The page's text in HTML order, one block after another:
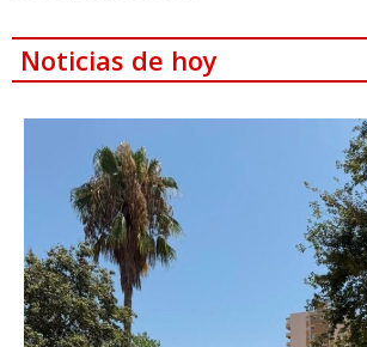
Noticias de hoy